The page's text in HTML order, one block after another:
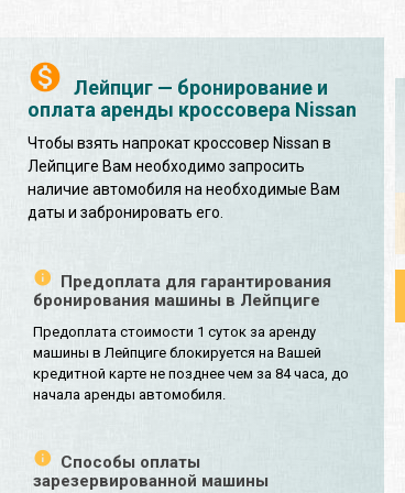
Лейпциг — бронирование и
оплата аренды кроссовера Nissan
Чтобы взять напрокат кроссовер Nissan в
Лейпциге Вам необходимо запросить
наличие автомобиля на необходимые Вам
даты и забронировать его.
Предоплата для гарантирования
бронирования машины в Лейпциге
Предоплата стоимости 1 суток за аренду
машины в Лейпциге блокируется на Вашей
кредитной карте не позднее чем за 84 часа, до
начала аренды автомобиля.
Способы оплаты
зарезервированной машины